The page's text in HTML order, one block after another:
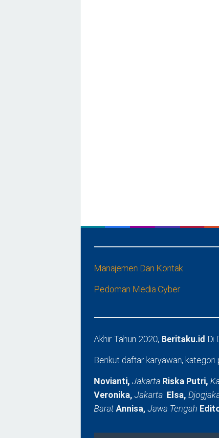
Manajemen Dan Kontak
Pedoman Media Cyber
Akhir Tahun 2020, Beritaku.id Di
Berikut daftar karyawan,
Novianti, Jakarta Riska Putri,
Veronika, Jakarta Elsa,
BaratAnnisa, Jawa Tengah